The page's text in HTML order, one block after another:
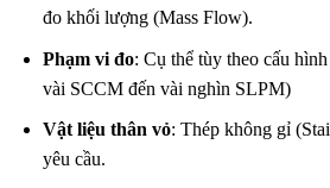
đo khối lượng (Mass Flow).
Phạm vi đo: Cụ thể tùy theo cấu
vài SCCM đến vài nghìn SLPM)
Vật liệu thân vỏ: Thép không gỉ
yêu cầu.